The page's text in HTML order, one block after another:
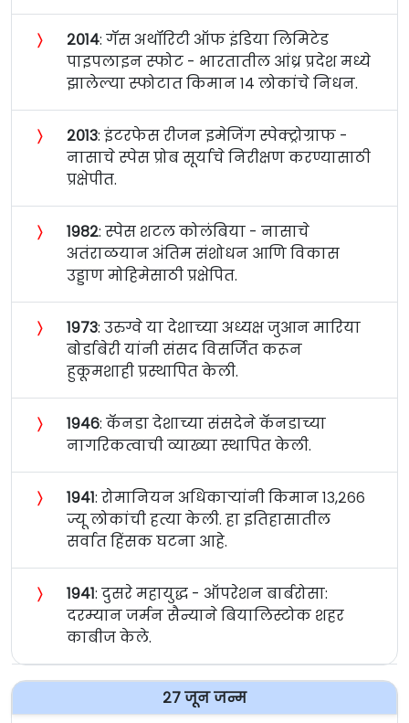
〉 २०१४: गॅस अथॉरिटी ऑफ इंडिया लिमिटेड
पाइपलाइन स्फोट - भारतातील आंध्र प्रदेश मध्ये
झालेल्या स्फोटात किमान १४ लोकांचे निधन.
〉 २०१३: इंटरफेस रीजन इमेजिंग स्पेक्ट्रोग्राफ -
नासाचे स्पेस प्रोब सूर्याचे निरीक्षण करण्यासाठी
प्रक्षेपीत.
〉 १९८२: स्पेस शटल कोलंबिया - नासाचे
अतंराळयान अंतिम संशोधन आणि विकास
उड्डाण मोहिमेसाठी प्रक्षेपित.
〉 १९७३: उरुग्वे या देशाच्या अध्यक्ष जुआन मारिया
बोर्डाबेरी यांनी संसद विसर्जित करून
हुकूमशाही प्रस्थापित केली.
〉 १९४६: कॅनडा देशाच्या संसदेने कॅनडाच्या
नागरिकत्वाची व्याख्या स्थापित केली.
〉 १९४१: रोमानियन अधिकार्‍यांनी किमान १३,२६६
ज्यू लोकांची हत्या केली. हा इतिहासातील
सर्वात हिंसक घटना आहे.
〉 १९४१: दुसरे महायुद्ध - ऑपरेशन बार्बरोसा:
दरम्यान जर्मन सैन्याने बियालिस्टोक शहर
काबीज केले.
२७ जून जन्म